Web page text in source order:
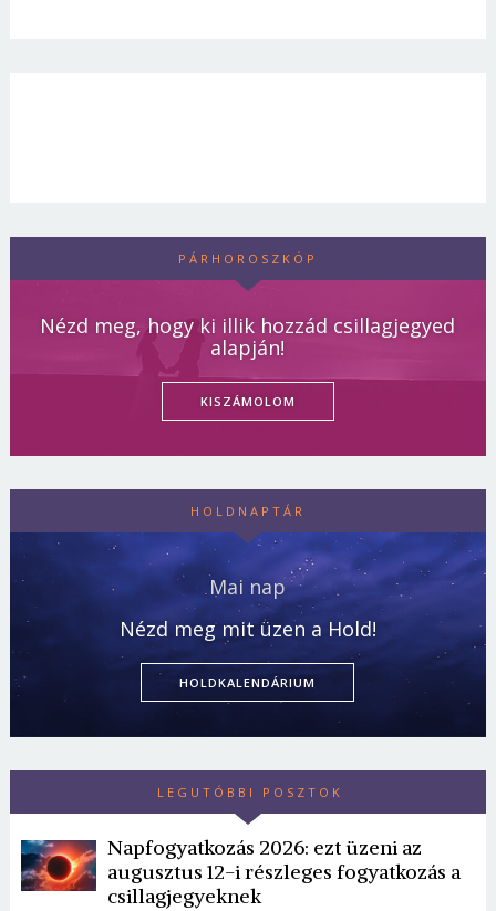
PÁRHOROSZKÓP
Nézd meg, hogy ki illik hozzád csillagjegyed
alapján!
KISZÁMOLOM
HOLDNAPTÁR
Mai nap
Nézd meg mit üzen a Hold!
HOLDKALENDÁRIUM
LEGUTÓBBI POSZTOK
Napfogyatkozás 2026: ezt üzeni az
augusztus 12-i részleges fogyatkozás a
csillagjegyeknek